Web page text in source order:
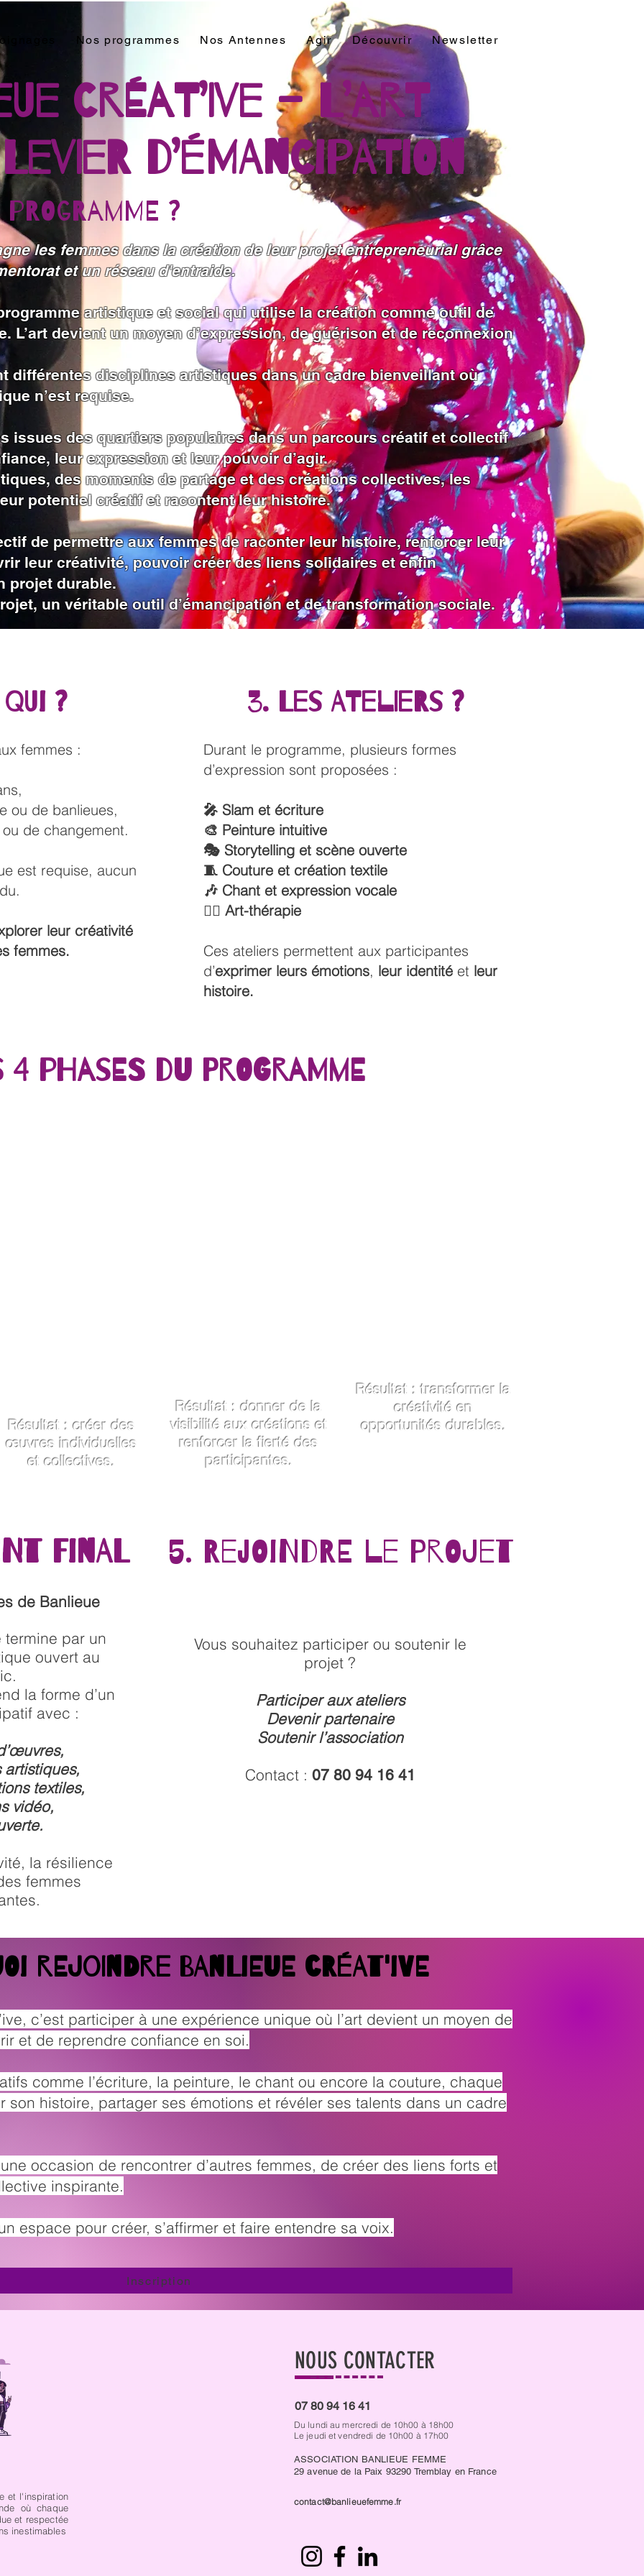
Nos programmes Nos Antennes Agir Découvrir Newsletter
Créat’ive – L’art
d’émancipation
les femmes dans la création de leur projet entrepreneurial grâce
et un réseau d'entraide.
artistique et social qui utilise la création comme outil de
L’art devient un moyen d’expression, de guérison et de reconnexion
différentes disciplines artistiques dans un cadre bienveillant où
n’est requise.
issues des quartiers populaires dans un parcours créatif et collectif
leur expression et leur pouvoir d’agir.
des moments de partage et des créations collectives, les
potentiel créatif et racontent leur histoire.
de permettre aux femmes de raconter leur histoire, renforcer leur
leur créativité, pouvoir créer des liens solidaires et enfin
projet durable.
un véritable outil d’émancipation et de transformation sociale.
?
?
femmes :
ou de banlieues,
de changement.
est requise, aucun
leur créativité
femmes.
3. Les ateliers ?
Durant le programme, plusieurs formes
d’expression sont proposées :
🎤 Slam et écriture
🎨 Peinture intuitive
🎭 Storytelling et scène ouverte
🧵 Couture et création textile
🎶 Chant et expression vocale
🧘‍♀️ Art-thérapie
Ces ateliers permettent aux participantes
d’exprimer leurs émotions, leur identité et leur
histoire.
4 phases du programme
Résultat : créer des
œuvres individuelles
et collectives.
Résultat : donner de la
visibilité aux créations et
renforcer la fierté des
participantes.
Résultat : transformer la
créativité en
opportunités durables.
final​ 5. Rejoindre le projet
de Banlieue
par un
ouvert au
la forme d’un
avec :
artistiques,
textiles,
vidéo,
la résilience
femmes
Vous souhaitez participer ou soutenir le
projet ?
Participer aux ateliers
Devenir partenaire
Soutenir l’association
Contact : 07 80 94 16 41
rejoindre Banlieue créat'ive
c’est participer à une expérience unique où l’art devient un moyen de
et de reprendre confiance en soi.
comme l’écriture, la peinture, le chant ou encore la couture, chaque
son histoire, partager ses émotions et révéler ses talents dans un cadre
occasion de rencontrer d’autres femmes, de créer des liens forts et
inspirante.
espace pour créer, s’affirmer et faire entendre sa voix.
Inscription
et l'inspiration
où chaque
et respectée
inestimables
NOUS CONTACTER
07 80 94 16 41
Du lundi au mercredi de 10h00 à 18h00
Le jeudi et vendredi de 10h00 à 17h00
ASSOCIATION BANLIEUE FEMME
29 avenue de la Paix 93290 Tremblay en France
contact@banlieuefemme.fr